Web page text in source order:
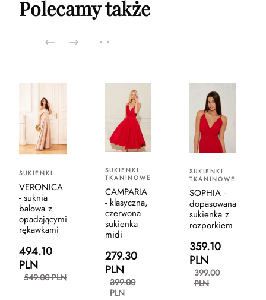
Polecamy także
SUKIENKI
VERONICA
- suknia
balowa z
opadającymi
rękawkami
494.10
PLN
549.00 PLN
SUKIENKI
TKANINOWE
CAMPARIA
- klasyczna,
czerwona
sukienka
midi
279.30
PLN
399.00
PLN
SUKIENKI
TKANINOWE
SOPHIA -
dopasowana
sukienka z
rozporkiem
359.10
PLN
399.00
PLN